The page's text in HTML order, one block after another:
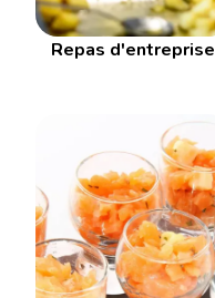
Repas d'entreprise